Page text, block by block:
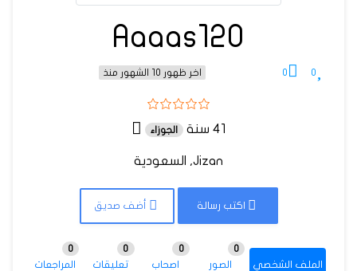
Aaaas120
0
0 اخر ظهور 10 الشهور منذ
41 سنة الجوزاء
Jizan, السعودية
اكتب رسالة أضف صديق
الملف الشخصي الصور
0
اصحاب
0
تعليقات
0
المراجعات
0